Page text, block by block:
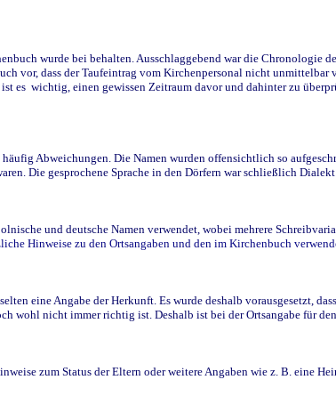
wurde bei behalten. Ausschlaggebend war die Chronologie
vor, dass der Taufeintrag vom Kirchenpersonal nicht
es wichtig, einen gewissen Zeitraum davor und dahinter zu
Abweichungen. Die Namen wurden offensichtlich so
Die gesprochene Sprache in den Dörfern war schließlich
und deutsche Namen verwendet, wobei mehrere
Hinweise zu den Ortsangaben und den im Kirchenbuch
eine Angabe der Herkunft. Es wurde deshalb vorausgesetzt,
wohl nicht immer richtig ist. Deshalb ist bei der Ortsangabe für
zum Status der Eltern oder weitere Angaben wie z. B. eine